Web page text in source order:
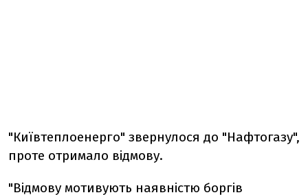
"Київтеплоенерго" звернулося до "Нафтогазу",
проте отримало відмову.
"Відмову мотивують наявністю боргів